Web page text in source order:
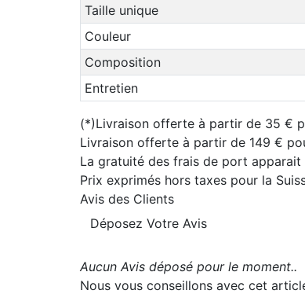
Taille unique
Couleur
Composition
Entretien
(*)Livraison offerte à partir de 35 €
Livraison offerte à partir de 149 €
La gratuité des frais de port
Prix exprimés hors taxes pour la
Avis des Clients
Déposez Votre Avis
Aucun Avis déposé pour le moment..
Nous vous conseillons avec cet